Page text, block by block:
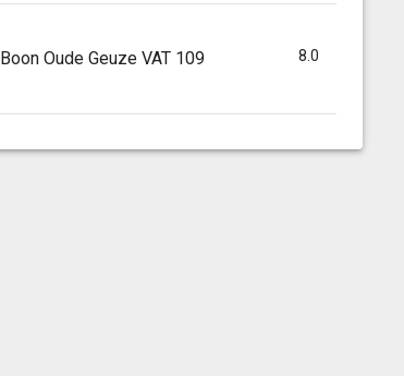
Boon Oude Geuze VAT 109 8.0